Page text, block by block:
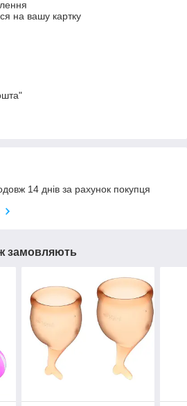
на вашу картку
14 днів за рахунок покупця
замовляють